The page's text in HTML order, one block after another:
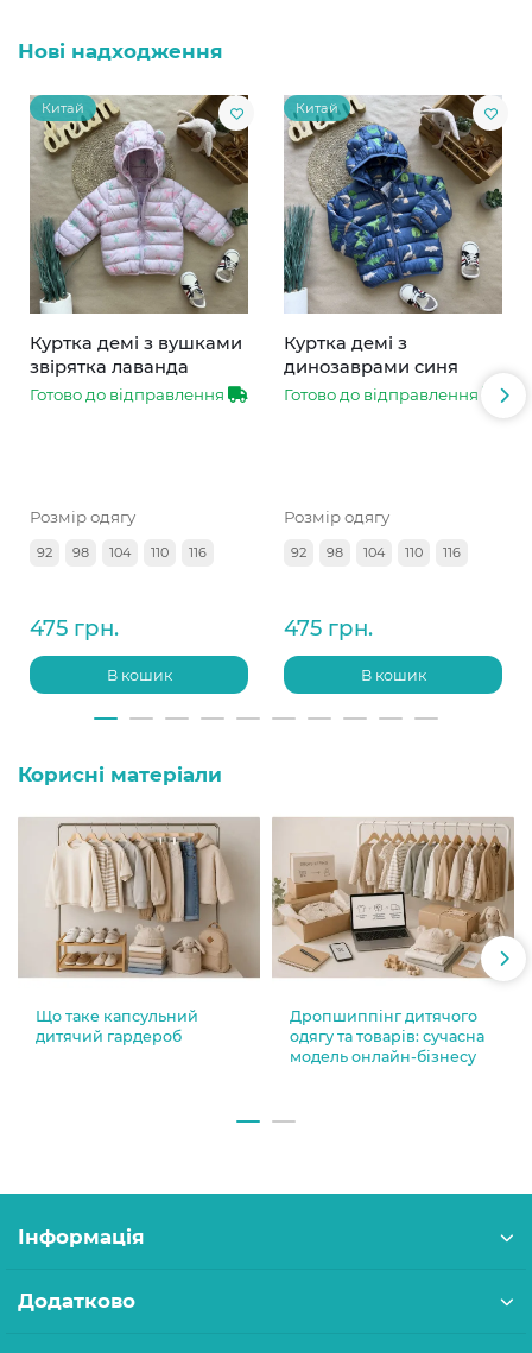
Нові надходження
Китай
Куртка демі з вушками
звірятка лаванда
Готово до відправлення
Розмір одягу
92 98 104 110 116
475 грн.
В кошик
Китай
Куртка демі з
динозаврами синя
Готово до відправлення
Розмір одягу
92 98 104 110 116
475 грн.
В кошик
Корисні матеріали
Що таке капсульний
дитячий гардероб
Дропшиппінг дитячого
одягу та товарів: сучасна
модель онлайн-бізнесу
Інформація
Додатково